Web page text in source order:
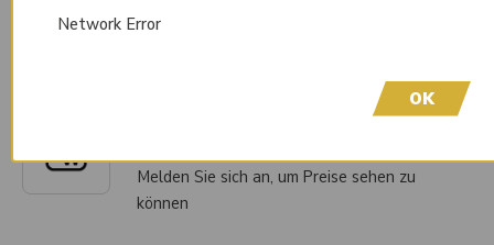
können
Melden Sie sich an, um Preise sehen zu
können
Network Error
OK